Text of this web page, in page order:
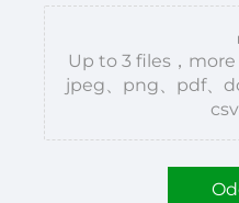
Up to 3 files，
jpeg、png、pdf、